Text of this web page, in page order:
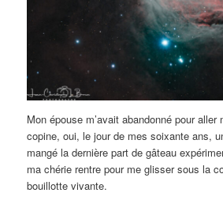
Mon épouse m’avait abandonné pour aller
copine, oui, le jour de mes soixante ans,
mangé la dernière part de gâteau
ma chérie rentre pour me glisser sous la
bouillotte vivante.